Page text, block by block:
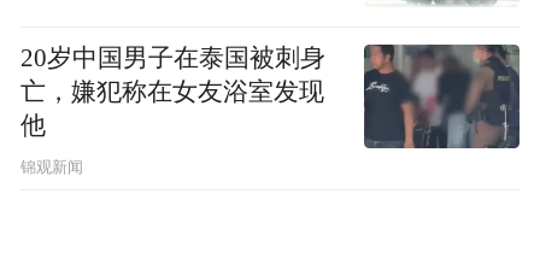
养生大讲堂的一份公众调研显示：观众渴望
看到权威的健康栏目，尤其是在大量网络健
康知识难辨真伪的情况下，更需要真知灼
20岁中国男子在泰国被刺身
亡，嫌犯称在女友浴室发现
他
锦观新闻